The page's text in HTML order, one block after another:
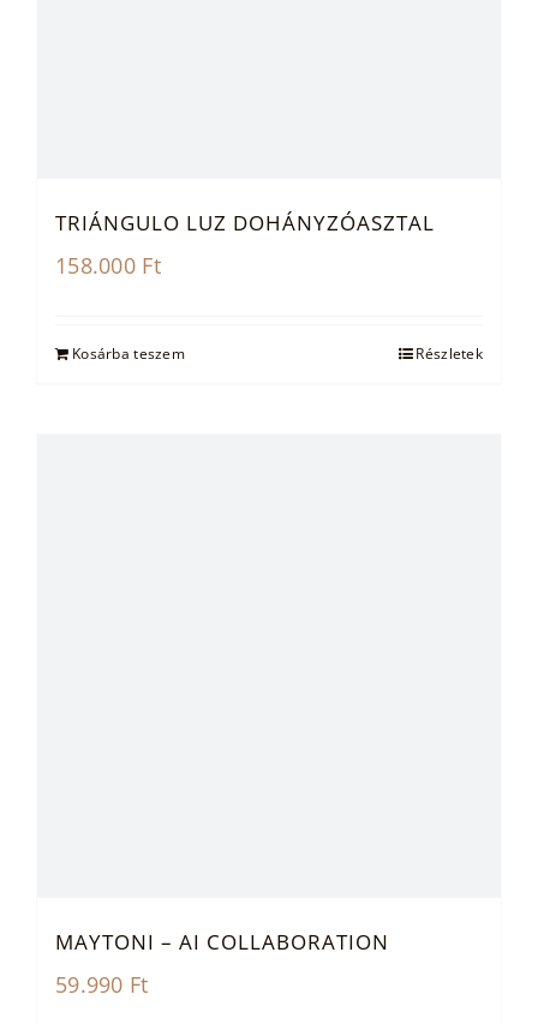
TRIÁNGULO LUZ DOHÁNYZÓASZTAL
158.000 Ft
Kosárba teszem Részletek
MAYTONI – AI COLLABORATION
59.990 Ft